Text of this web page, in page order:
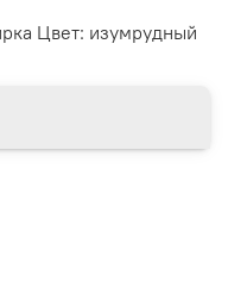
Цвет: изумрудный